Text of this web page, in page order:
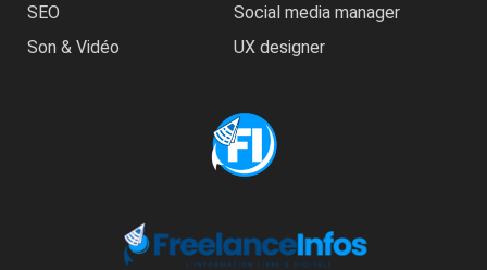
SEO
Social media manager
Son & Vidéo
UX designer